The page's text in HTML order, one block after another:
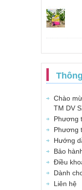
Chào
TM DV
Phương
Phương
Hướng
Bảo
Điều
Dành
Liên hệ